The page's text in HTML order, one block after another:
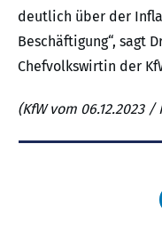
deutlich über der
Beschäftigung“, sagt
Chefvolkswirtin der
(KfW vom 06.12.2023 /